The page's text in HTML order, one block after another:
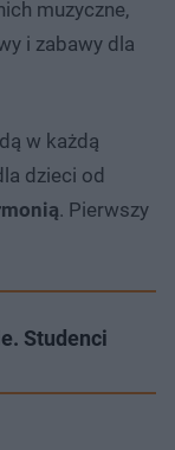
muzyczne,
i zabawy dla
w każdą
dzieci od
. Pierwszy
Studenci